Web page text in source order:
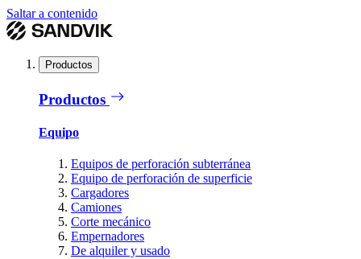
Saltar a contenido
Productos
Productos
Equipo
Equipos de perforación subterránea
Equipo de perforación de superficie
Cargadores
Camiones
Corte mecánico
Empernadores
De alquiler y usado